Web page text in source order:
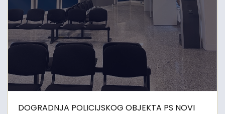
DOGRADNJA POLICIJSKOG OBJEKTA PS NOVI